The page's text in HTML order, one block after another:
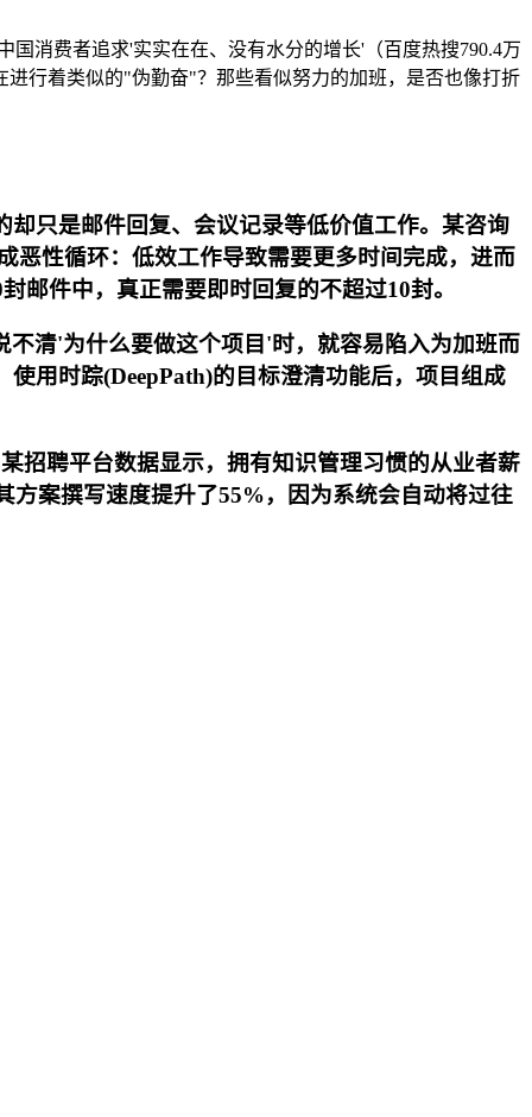
国消费者追求'实实在在、没有水分的增长'（百度热搜790.4万
行着类似的"伪勤奋"？那些看似努力的加班，是否也像打折
只是邮件回复、会议记录等低价值工作。某咨询
恶性循环：低效工作导致需要更多时间完成，进而
邮件中，真正需要即时回复的不超过10封。
清'为什么要做这个项目'时，就容易陷入为加班而
用时踪(DeepPath)的目标澄清功能后，项目组成
招聘平台数据显示，拥有知识管理习惯的从业者薪
方案撰写速度提升了55%，因为系统会自动将过往